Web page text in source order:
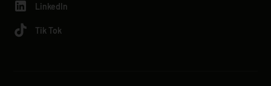
LinkedIn
Tik Tok